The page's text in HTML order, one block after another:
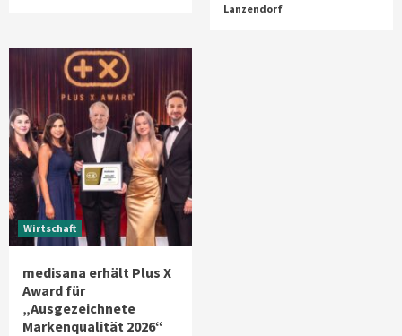
Lanzendorf
Wirtschaft
medisana erhält Plus X
Award für
„Ausgezeichnete
Markenqualität 2026“